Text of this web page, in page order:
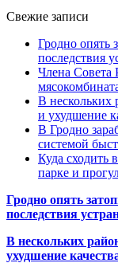
Свежие записи
Гродно опять
последствия
Члена Совета
В нескольких
и ухудшение
В Гродно
системой
Куда сходить
парке и
Гродно опять
последствия
В нескольких
ухудшение